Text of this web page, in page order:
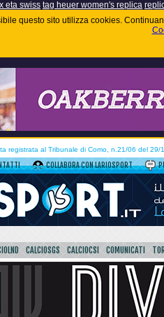
eta swiss tag heuer women's replica
questo sito utilizza cookies.
registrata al Tribunale di Como, n.21/06 del 29/
COLLABORA CON LARIOSPORT
CALCIOSGS CALCIOCSI COMUNICATI